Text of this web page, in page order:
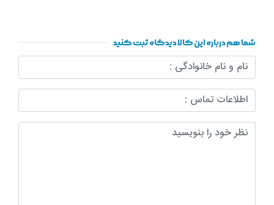
شما هم درباره این کالا دیدگاه ثبت کنید